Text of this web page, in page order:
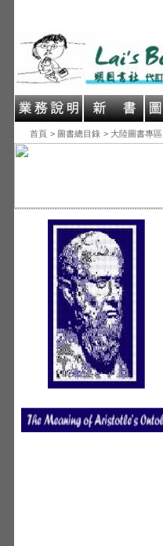
首頁 > 圖書總目錄 > 大陸圖書專區